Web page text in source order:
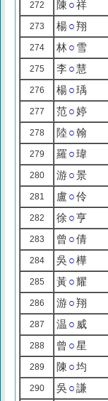
272 陳 ○祥
273 楊○翔
274 林○ 雪
275 李○慧
276 楊○瑀
277 范○婷
278 陸○翰
279 羅 ○瑋
280 游○景
281 盧 ○伶
282 徐 ○亨
283 曾 ○倩
284 吳 ○樺
285 黃○耀
286 游○翔
287 温 ○ 威
288 曾 ○星
289 陳 ○均
290 吳 ○謙